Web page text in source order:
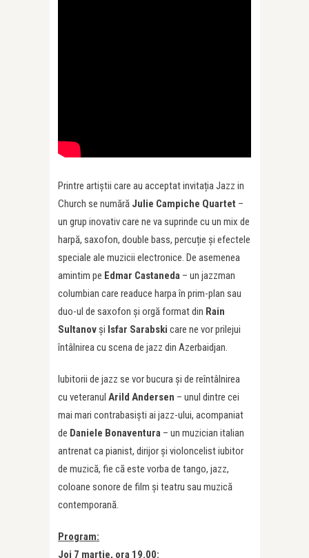
Printre artiștii care au acceptat invitația Jazz in
Church se numără Julie Campiche Quartet –
un grup inovativ care ne va suprinde cu un mix de
harpă, saxofon, double bass, percuție și efectele
speciale ale muzicii electronice. De asemenea
amintim pe Edmar Castaneda – un jazzman
columbian care readuce harpa în prim-plan sau
duo-ul de saxofon și orgă format din Rain
Sultanov și Isfar Sarabski care ne vor prilejui
întâlnirea cu scena de jazz din Azerbaidjan.
Iubitorii de jazz se vor bucura și de reîntâlnirea
cu veteranul Arild Andersen – unul dintre cei
mai mari contrabasiști ai jazz-ului, acompaniat
de Daniele Bonaventura – un muzician italian
antrenat ca pianist, dirijor și violoncelist iubitor
de muzică, fie că este vorba de tango, jazz,
coloane sonore de film și teatru sau muzică
contemporană.
Program:
Joi 7 martie, ora 19.00: